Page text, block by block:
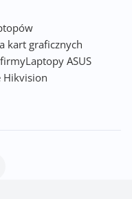
kart graficznych
Laptopy ASUS